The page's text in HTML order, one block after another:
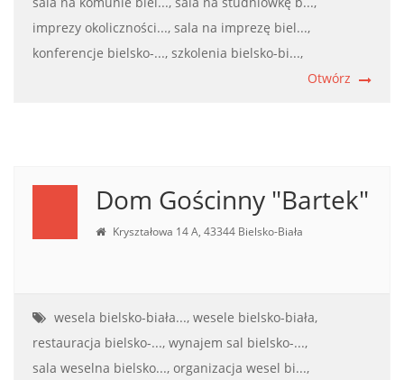
imprezy okoliczności..., sala na imprezę biel...,
konferencje bielsko-..., szkolenia bielsko-bi...,
Otwórz
Dom Gościnny "Bartek"
Kryształowa 14 A, 43344 Bielsko-Biała
wesela bielsko-biała..., wesele bielsko-biała,
restauracja bielsko-..., wynajem sal bielsko-...,
sala weselna bielsko..., organizacja wesel bi...,